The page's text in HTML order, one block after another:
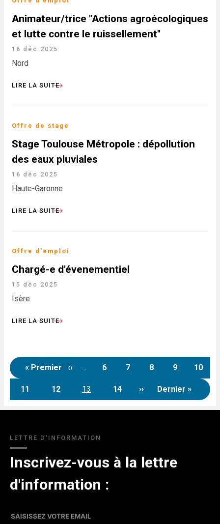
Animateur/trice "Actions agroécologiques
et lutte contre le ruissellement"
16 déc 2025
Nord
LIRE LA SUITE
Offre de stage
Stage Toulouse Métropole : dépollution
des eaux pluviales
16 déc 2025
Haute-Garonne
LIRE LA SUITE
Offre d'emploi
Chargé-e d'évenementiel
15 déc 2025
Isère
LIRE LA SUITE
Pagination
Première page
« Premier
Page précédente
‹‹ …
Page
6
Page
7
Page
8
Page
9
Page
10
Page
11
Page
12
Page
13
Page
14
Page suivante
››
Dernière
Dernier »
LETTRE D'INFORMATION
Inscrivez-vous à la lettre
d'information :